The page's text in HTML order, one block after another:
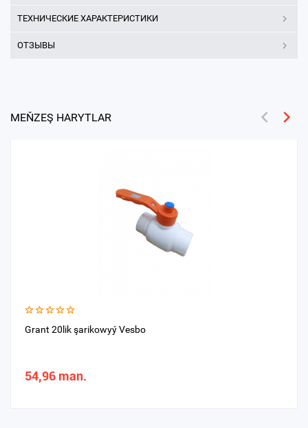
ТЕХНИЧЕСКИЕ ХАРАКТЕРИСТИКИ
ОТЗЫВЫ
MEŇZEŞ HARYTLAR
Grant 20lik şarikowyý Vesbo
54,96 man.